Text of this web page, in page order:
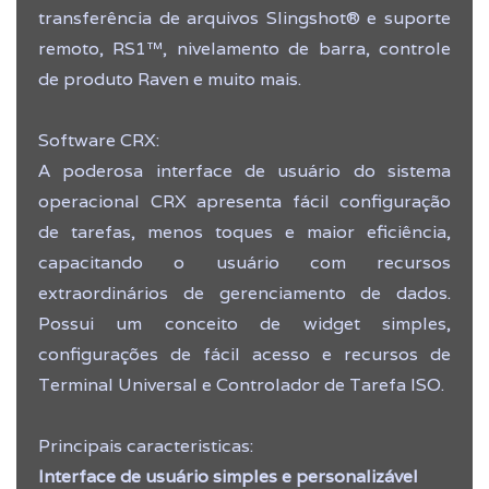
transferência de arquivos Slingshot® e suporte
remoto, RS1™, nivelamento de barra, controle
de produto Raven e muito mais.
Software CRX:
A poderosa interface de usuário do sistema
operacional CRX apresenta fácil configuração
de tarefas, menos toques e maior eficiência,
capacitando o usuário com recursos
extraordinários de gerenciamento de dados.
Possui um conceito de widget simples,
configurações de fácil acesso e recursos de
Terminal Universal e Controlador de Tarefa ISO.
Principais caracteristicas:
Interface de usuário simples e personalizável